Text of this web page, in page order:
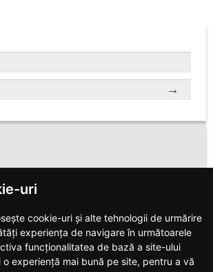
uri
cookie-uri și alte tehnologii de urmărire
experiența de navigare în următoarele
funcționalitatea de bază a site-ului
o experiență mai bună pe site, pentru a vă
livrare